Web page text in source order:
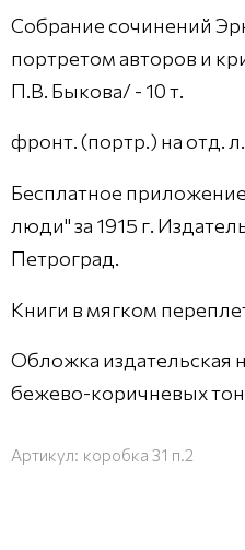
Собрание сочинений
портретом авторов и
П.В. Быкова/ - 10 т.
фронт. (портр.) на отд.
Бесплатное
люди" за 1915 г.
Петроград.
Книги в мягком
Обложка издательская
бежево-коричневых
Артикул: коробка 31 п.2